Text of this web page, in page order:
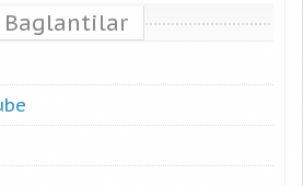
Baglantilar